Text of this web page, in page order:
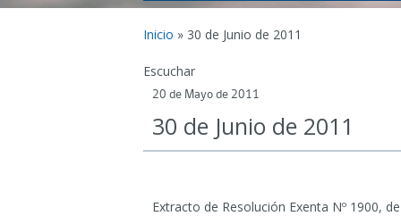
Inicio » 30 de Junio de 2011
Escuchar
20 de Mayo de 2011
30 de Junio de 2011
Extracto de Resolución Exenta Nº 1900,